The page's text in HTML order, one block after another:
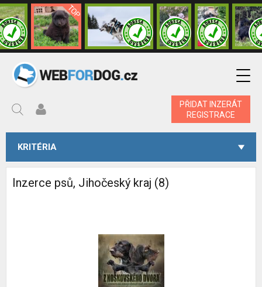
PŘIDAT INZERÁT
REGISTRACE
KRITÉRIA
Inzerce psů, Jihočeský kraj (8)